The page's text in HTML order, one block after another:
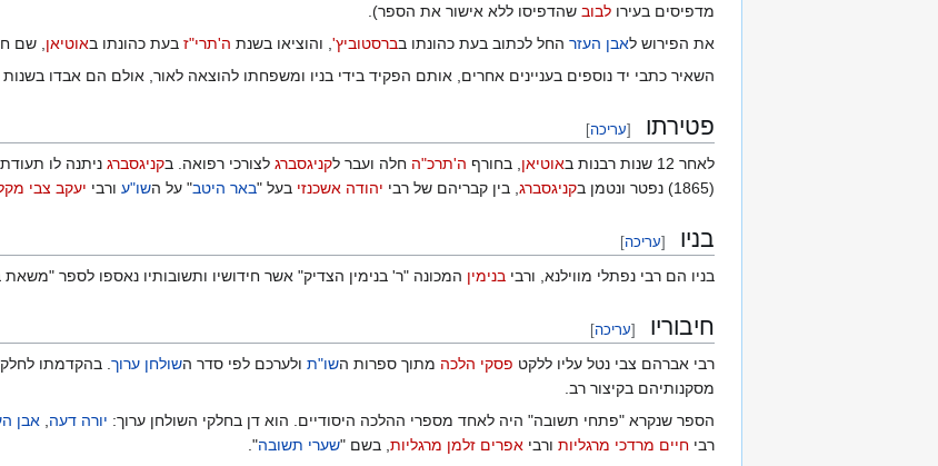
מדפיסים בעירו לבוב שהדפיסו ללא אישור את הספר).
את הפירוש לאבן העזר החל לכתוב בעת כהונתו בברסטוביץ' , והוציאו בשנת ה'תרי"ז בעת כהונתו באוטיאן , שם
השאיר כתבי יד נוספים בעניינים אחרים, אותם הפקיד בידי בניו ומשפחתו להוצאה לאור, אולם הם אבדו בשנות
פטירתו [עריכה]
לאחר 12 שנות רבנות ב אוטיאן , בחורף ה'תרכ"ה חלה ועבר לקניגסברג לצורכי רפואה. בקניגסברג ניתנה לו
(1865) נפטר ונטמן ב
קניגסברג , בין קבריהם של רבי יהודה אשכנזי בעל "באר היטב" על השו"ע ורבי יעקב צבי
בניו [עריכה]
בניו הם רבי נפתלי מווילנא, ורבי בנימין המכונה "ר' בנימין הצדיק" אשר חידושיו ותשובותיו נאספו לספר "משאת
חיבוריו [עריכה]
רבי אברהם צבי נטל עליו ללקט פסקי הלכה מתוך ספרות השו"ת ולערכם לפי סדר השולחן ערוך . בהקדמתו
מסקנותיהם בקיצור רב.
הספר שנקרא "פתחי תשובה" היה לאחד מספרי ההלכה היסודיים. הוא דן בחלקי השולחן ערוך: יורה דעה אבן
רבי חיים מרדכי מרגליות ורבי אפרים זלמן מרגליות , בשם "שערי תשובה".